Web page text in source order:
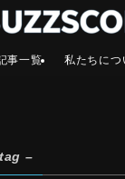
事一覧 私たちにつ
–